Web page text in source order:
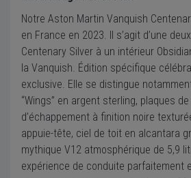
Notre Aston Martin Vanquish
en France en 2023. Il s’agit d’une
Centenary Silver à un intérieur
la Vanquish. Édition spécifique
exclusive. Elle se distingue
“Wings” en argent sterling, plaques
d’échappement à finition noire
appuie-tête, ciel de toit en alcantara
mythique V12 atmosphérique de 5,9
expérience de conduite parfaitement